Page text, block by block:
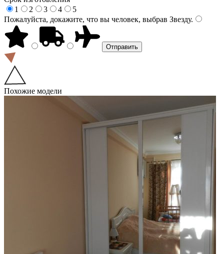
1
2 3 4
5
Пожалуйста, докажите, что вы человек, выбрав Звезду.
Похожие модели